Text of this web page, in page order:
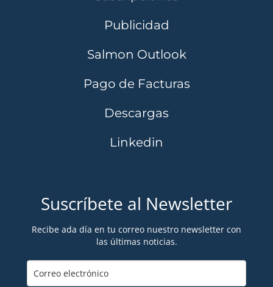
Publicidad
Salmon Outlook
Pago de Facturas
Descargas
Linkedin
Suscríbete al Newsletter
Recibe ada día en tu correo nuestro newsletter con
las últimas noticias.